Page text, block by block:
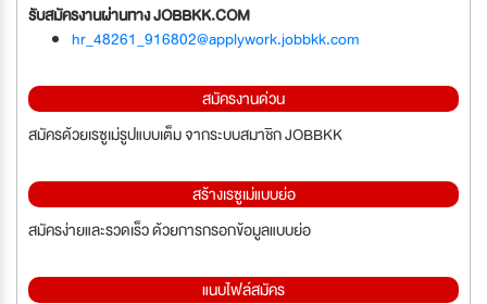
รับสมัครงานผ่านทาง JOBBKK.COM
hr_48261_916802@applywork.jobbkk.com
สมัครงานด่วน
สมัครด้วยเรซูเม่รูปแบบเต็ม จากระบบสมาชิก JOBBKK
สร้างเรซูเม่แบบย่อ
สมัครง่ายและรวดเร็ว ด้วยการกรอกข้อมูลแบบย่อ
แนบไฟล์สมัคร